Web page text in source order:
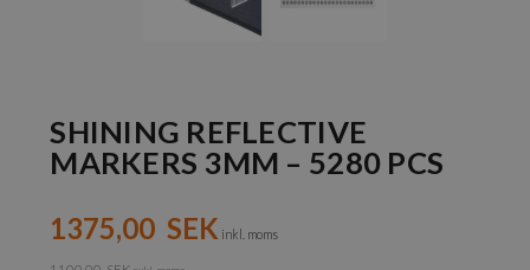
SHINING REFLECTIVE
MARKERS 3MM – 5280 PCS
1375,00 SEK inkl. moms